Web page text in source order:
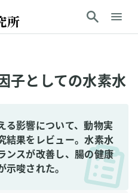
子としての水素水
る影響について、動物実
結果をレビュー。水素水
ンスが改善し、腸の健康
唆された。